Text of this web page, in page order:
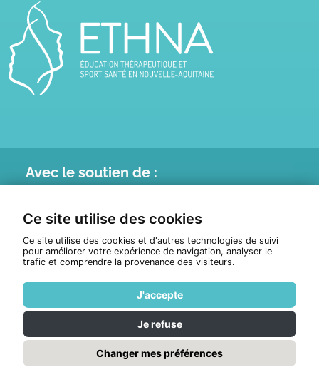
Ce site utilise des cookies
Ce site utilise des cookies et d'autres technologies de suivi
pour améliorer votre expérience de navigation, analyser le
trafic et comprendre la provenance des visiteurs.
J'accepte
Je refuse
Changer mes préférences
Avec le soutien de :
© Tous droits réservés 2026ETHNA
Politique de confidentialité
Réalisation :Pixéine